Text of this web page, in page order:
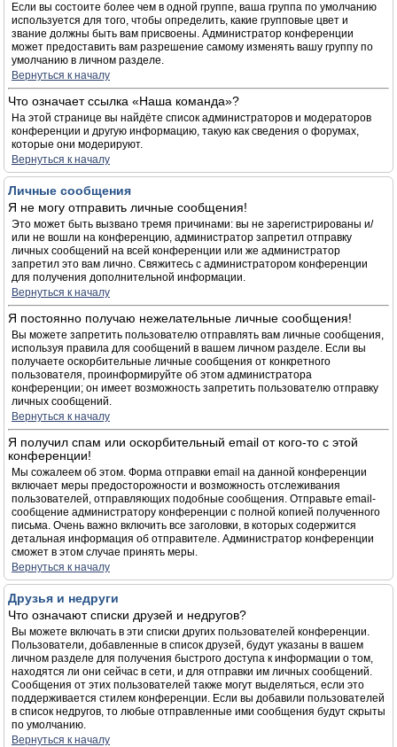
Если вы состоите более чем в одной группе, ваша группа по умолчанию
используется для того, чтобы определить, какие групповые цвет и
звание должны быть вам присвоены. Администратор конференции
может предоставить вам разрешение самому изменять вашу группу по
умолчанию в личном разделе.
Вернуться к началу
Что означает ссылка «Наша команда»?
На этой странице вы найдёте список администраторов и модераторов
конференции и другую информацию, такую как сведения о форумах,
которые они модерируют.
Вернуться к началу
Личные сообщения
Я не могу отправить личные сообщения!
Это может быть вызвано тремя причинами: вы не зарегистрированы и/
или не вошли на конференцию, администратор запретил отправку
личных сообщений на всей конференции или же администратор
запретил это вам лично. Свяжитесь с администратором конференции
для получения дополнительной информации.
Вернуться к началу
Я постоянно получаю нежелательные личные сообщения!
Вы можете запретить пользователю отправлять вам личные сообщения,
используя правила для сообщений в вашем личном разделе. Если вы
получаете оскорбительные личные сообщения от конкретного
пользователя, проинформируйте об этом администратора
конференции; он имеет возможность запретить пользователю отправку
личных сообщений.
Вернуться к началу
Я получил спам или оскорбительный email от кого-то с этой
конференции!
Мы сожалеем об этом. Форма отправки email на данной конференции
включает меры предосторожности и возможность отслеживания
пользователей, отправляющих подобные сообщения. Отправьте email-
сообщение администратору конференции с полной копией полученного
письма. Очень важно включить все заголовки, в которых содержится
детальная информация об отправителе. Администратор конференции
сможет в этом случае принять меры.
Вернуться к началу
Друзья и недруги
Что означают списки друзей и недругов?
Вы можете включать в эти списки других пользователей конференции.
Пользователи, добавленные в список друзей, будут указаны в вашем
личном разделе для получения быстрого доступа к информации о том,
находятся ли они сейчас в сети, и для отправки им личных сообщений.
Сообщения от этих пользователей также могут выделяться, если это
поддерживается стилем конференции. Если вы добавили пользователей
в список недругов, то любые отправленные ими сообщения будут скрыты
по умолчанию.
Вернуться к началу